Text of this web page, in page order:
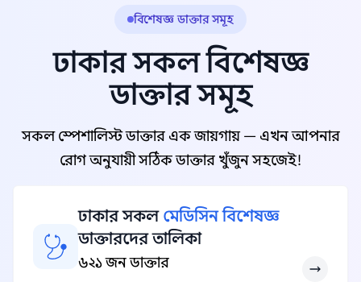
বিশেষজ্ঞ ডাক্তার সমূহ
ঢাকার সকল বিশেষজ্ঞ
ডাক্তার সমূহ
সকল স্পেশালিস্ট ডাক্তার এক জায়গায় — এখন আপনার
রোগ অনুযায়ী সঠিক ডাক্তার খুঁজুন সহজেই!
ঢাকার সকল মেডিসিন বিশেষজ্ঞ
ডাক্তারদের তালিকা
৬২১ জন ডাক্তার